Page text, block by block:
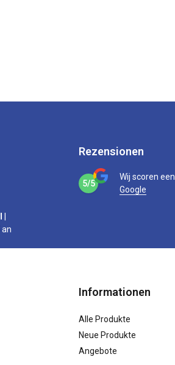
an
Rezensionen
5/5
Wij scoren een
Google
Informationen
Alle Produkte
Neue Produkte
Angebote